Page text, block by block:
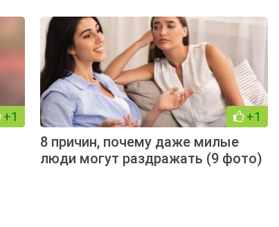
+1 +1
8 причин, почему даже милые
люди могут раздражать (9 фото)